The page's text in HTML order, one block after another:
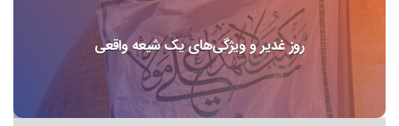
روز غدیر و ویژگی‌های یک شیعه واقعی